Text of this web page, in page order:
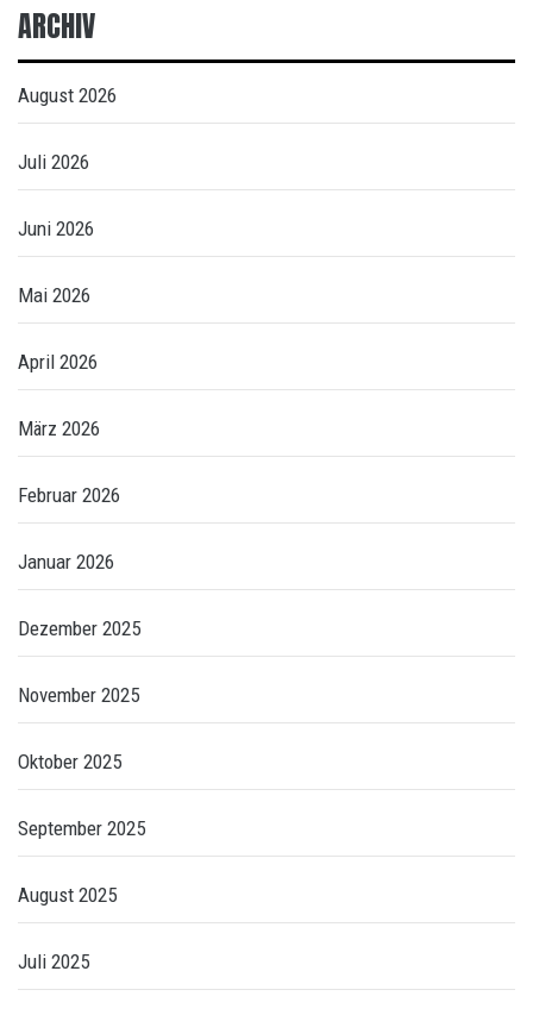
ARCHIV
August 2026
Juli 2026
Juni 2026
Mai 2026
April 2026
März 2026
Februar 2026
Januar 2026
Dezember 2025
November 2025
Oktober 2025
September 2025
August 2025
Juli 2025